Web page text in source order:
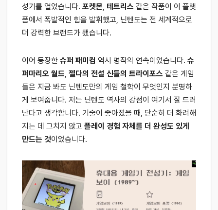
성기를 열었습니다. 포켓몬, 테트리스 같은 작품이 이 플랫
폼에서 폭발적인 힘을 발휘했고, 닌텐도는 전 세계적으로
더 강력한 브랜드가 됐습니다.
이어 등장한 슈퍼 패미컴 역시 명작의 연속이었습니다. 슈
퍼마리오 월드, 젤다의 전설 신들의 트라이포스 같은 게임
들은 지금 봐도 닌텐도만의 게임 철학이 무엇인지 분명하
게 보여줍니다. 저는 닌텐도 역사의 강점이 여기서 잘 드러
난다고 생각합니다. 기술이 좋아졌을 때, 단순히 더 화려해
지는 데 그치지 않고 플레이 경험 자체를 더 완성도 있게
만드는 것이었습니다.